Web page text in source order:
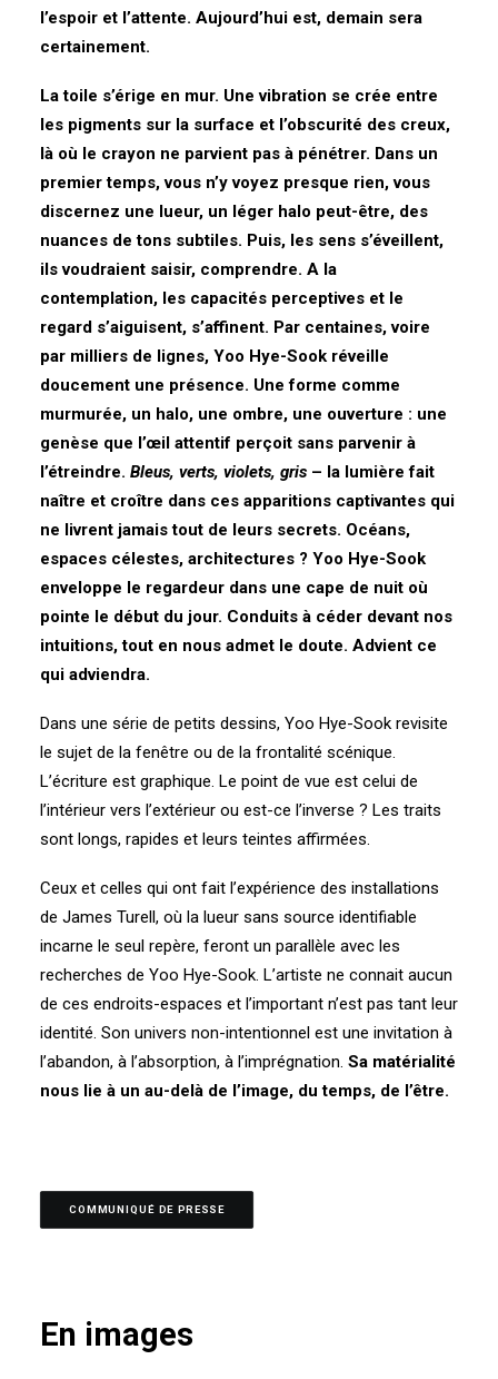
l’espoir et l’attente. Aujourd’hui est, demain sera
certainement.
La toile s’érige en mur. Une vibration se crée entre
les pigments sur la surface et l’obscurité des creux,
là où le crayon ne parvient pas à pénétrer. Dans un
premier temps, vous n’y voyez presque rien, vous
discernez une lueur, un léger halo peut-être, des
nuances de tons subtiles. Puis, les sens s’éveillent,
ils voudraient saisir, comprendre. A la
contemplation, les capacités perceptives et le
regard s’aiguisent, s’affinent. Par centaines, voire
par milliers de lignes, Yoo Hye-Sook réveille
doucement une présence. Une forme comme
murmurée, un halo, une ombre, une ouverture : une
genèse que l’œil attentif perçoit sans parvenir à
l’étreindre. Bleus, verts, violets, gris – la lumière fait
naître et croître dans ces apparitions captivantes qui
ne livrent jamais tout de leurs secrets. Océans,
espaces célestes, architectures ? Yoo Hye-Sook
enveloppe le regardeur dans une cape de nuit où
pointe le début du jour. Conduits à céder devant nos
intuitions, tout en nous admet le doute. Advient ce
qui adviendra.
Dans une série de petits dessins, Yoo Hye-Sook revisite
le sujet de la fenêtre ou de la frontalité scénique.
L’écriture est graphique. Le point de vue est celui de
l’intérieur vers l’extérieur ou est-ce l’inverse ? Les traits
sont longs, rapides et leurs teintes affirmées.
Ceux et celles qui ont fait l’expérience des installations
de James Turell, où la lueur sans source identifiable
incarne le seul repère, feront un parallèle avec les
recherches de Yoo Hye-Sook. L’artiste ne connait aucun
de ces endroits-espaces et l’important n’est pas tant leur
identité. Son univers non-intentionnel est une invitation à
l’abandon, à l’absorption, à l’imprégnation. Sa matérialité
nous lie à un au-delà de l’image, du temps, de l’être.
COMMUNIQUÉ DE PRESSE
En images